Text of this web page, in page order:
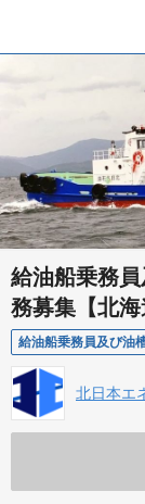
給油船乗務
務募集【北海
北日本エ